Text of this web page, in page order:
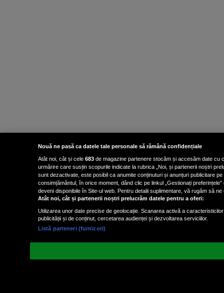
Nouă ne pasă ca datele tale personale să rămână confidențiale
Atât noi, cât și cele 683 de magazine partenere stocăm și accesăm date cu
urmărire care susțin scopurile indicate la rubrica „Noi, și partenerii noștri
sunt dezactivate, este posibil ca anumite conținuturi și anunțuri publicitare
consimțământul, în orice moment, dând clic pe linkul „Gestionați
deveni disponibile în Site-ul web. Pentru detalii suplimentare, vă rugăm să
Atât noi, cât și partenerii noștri prelucrăm datele pentru a oferi:
Utilizarea unor date precise de geolocație. Scanarea activă a
publicității și de conținut, cercetarea audienței și dezvoltarea serviciilor.
Listă parteneri (furnizori)